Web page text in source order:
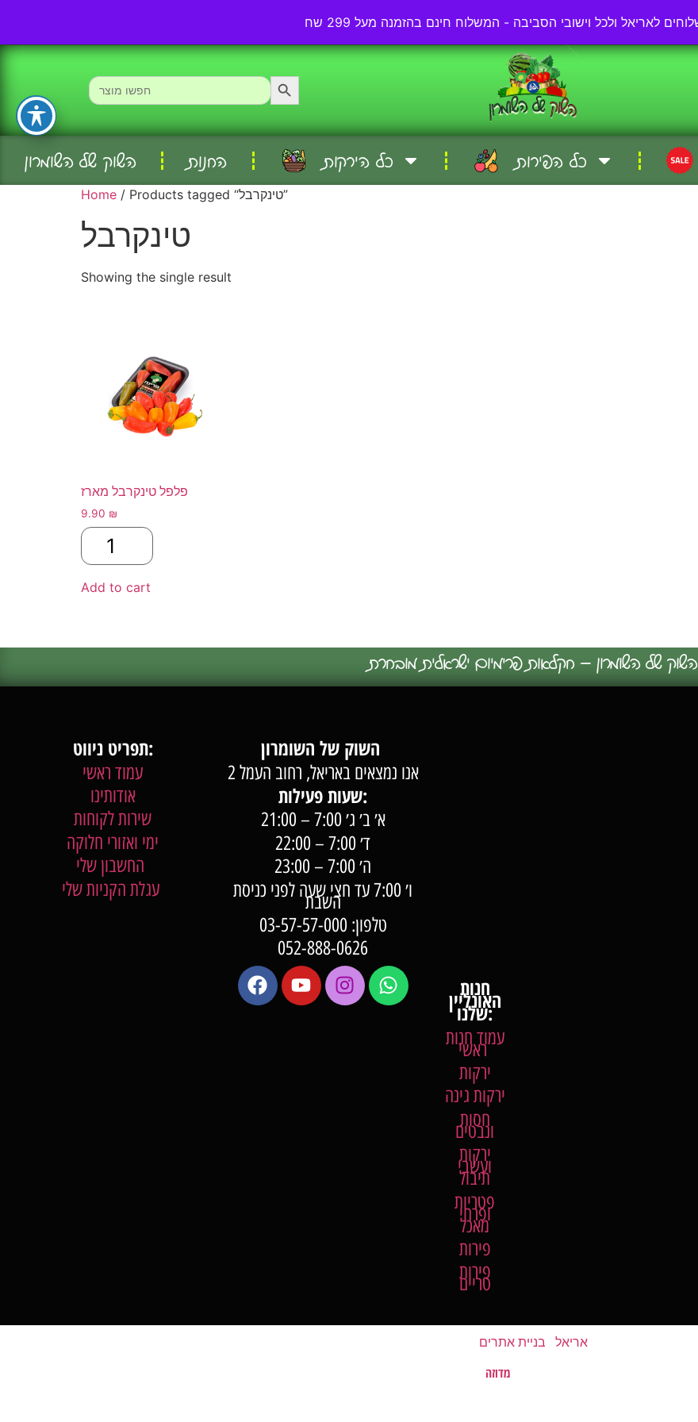
03-57-57-000
Search
for:
Search Button
השוק של השומרון החנות כל הירקות כל הפירות
Home / Products tagged “טינקרבל”
טינקרבל
Showing the single result
פלפל טינקרבל מארז
9.90 ₪
Add to cart
השוק של השומרון – חקלאות פרימיום ישראלית מובחרת
תפריט ניווט:
עמוד ראשי
אודותינו
שירות לקוחות
ימי ואזורי חלוקה
עגלת הקניות שלי
אנו נמצאים באריאל, רחוב העמל 2
שעות פעילות:
א׳ ב׳ ג׳ 7:00 – 21:00
ד׳ 7:00 – 22:00
ה׳ 7:00 – 23:00
ו׳ 7:00 עד חצי שעה לפני כניסת
השבת
טלפון: 03-57-57-000
052-888-0626
חנות
האונליין
שלנו:
עמוד חנות
ראשי
ירקות
ירקות גינה
חסות
ונבטים
ירקות
ועשבי
תיבול
פטריות
ופרחי
מאכל
פירות
פירות
טריים
אריאל בניית אתרים
האתר נבנה על ידימדוזה